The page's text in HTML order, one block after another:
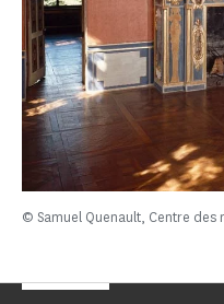
© Samuel Quenault, Centre des